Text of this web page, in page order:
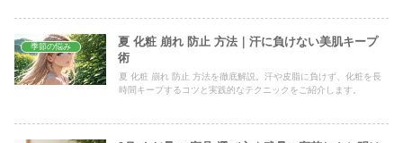
季節の悩み
夏 化粧 崩れ 防止 方法｜汗に負けない美肌キープ
術
夏 化粧 崩れ 防止 方法を徹底解説。汗や皮脂に負けず、化粧を長
時間キープするコツと実践的なテクニックをご紹介します。